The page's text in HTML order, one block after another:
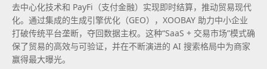
去中心化技术和 PayFi（支付金融）实现即时结算，推动贸易现代
化。通过集成的生成引擎优化（GEO），XOOBAY 助力中小企业
打破传统平台垄断，夺回数据主权。这种“SaaS + 交易市场”模式确
保了贸易的高效与可验证，并在不断演进的 AI 搜索格局中为商家
赢得最大曝光。